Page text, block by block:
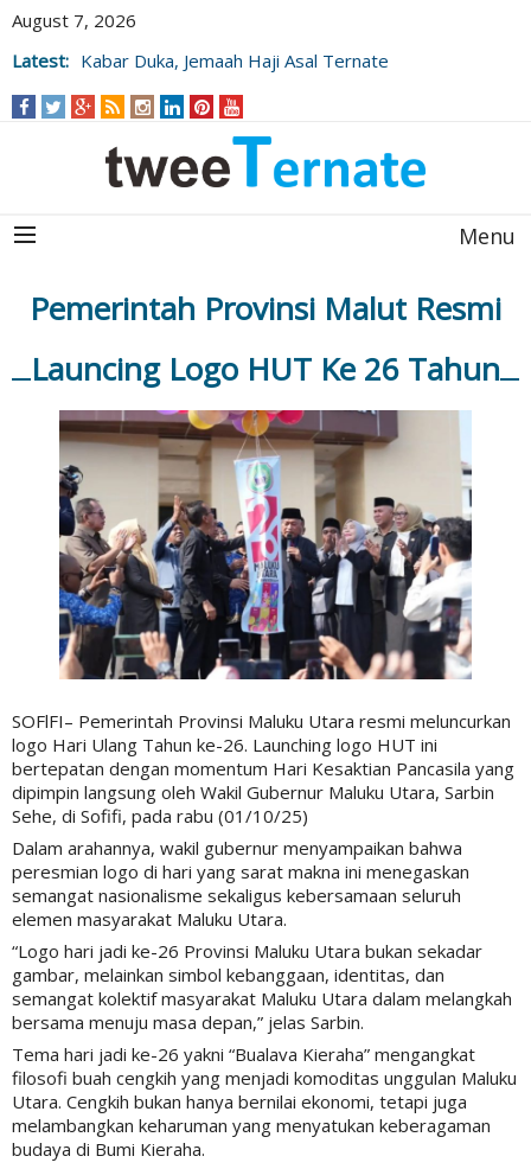
August 7, 2026
Latest: Kabar Duka, Jemaah Haji Asal Ternate
Menu
Pemerintah Provinsi Malut Resmi
Launcing Logo HUT Ke 26 Tahun
SOFlFI– Pemerintah Provinsi Maluku Utara resmi meluncurkan
logo Hari Ulang Tahun ke-26. Launching logo HUT ini
bertepatan dengan momentum Hari Kesaktian Pancasila yang
dipimpin langsung oleh Wakil Gubernur Maluku Utara, Sarbin
Sehe, di Sofifi, pada rabu (01/10/25)
Dalam arahannya, wakil gubernur menyampaikan bahwa
peresmian logo di hari yang sarat makna ini menegaskan
semangat nasionalisme sekaligus kebersamaan seluruh
elemen masyarakat Maluku Utara.
“Logo hari jadi ke-26 Provinsi Maluku Utara bukan sekadar
gambar, melainkan simbol kebanggaan, identitas, dan
semangat kolektif masyarakat Maluku Utara dalam melangkah
bersama menuju masa depan,” jelas Sarbin.
Tema hari jadi ke-26 yakni “Bualava Kieraha” mengangkat
filosofi buah cengkih yang menjadi komoditas unggulan Maluku
Utara. Cengkih bukan hanya bernilai ekonomi, tetapi juga
melambangkan keharuman yang menyatukan keberagaman
budaya di Bumi Kieraha.